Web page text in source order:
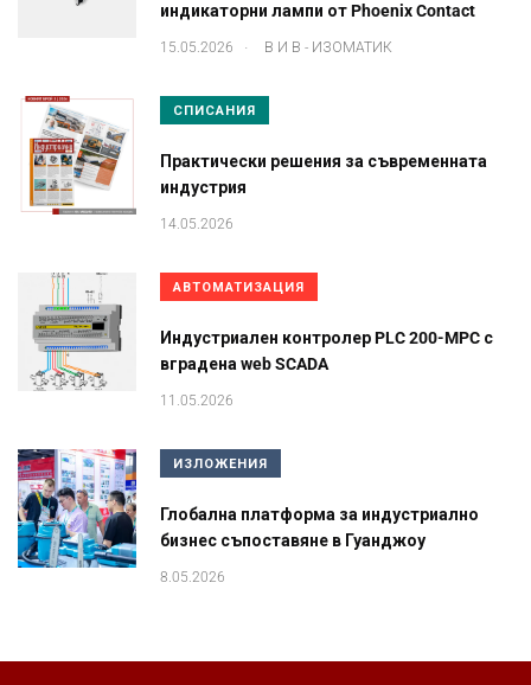
индикаторни лампи от Phoenix Contact
15.05.2026 . В И В - ИЗОМАТИК
СПИСАНИЯ
Практически решения за съвременната
индустрия
14.05.2026
АВТОМАТИЗАЦИЯ
Индустриален контролер PLC 200-MPC с
вградена web SCADA
11.05.2026
ИЗЛОЖЕНИЯ
Глобална платформа за индустриално
бизнес съпоставяне в Гуанджоу
8.05.2026